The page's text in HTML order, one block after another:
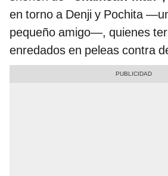
en torno a Denji y Pochita
pequeño amigo—, quienes
enredados en peleas contra